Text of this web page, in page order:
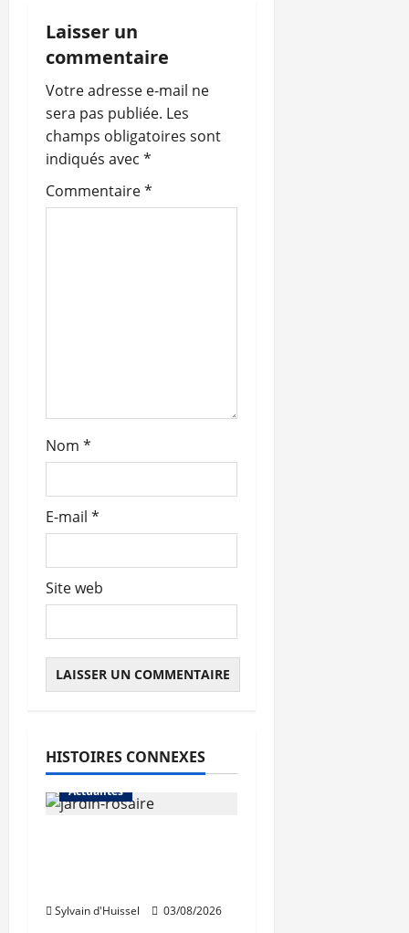
t
i
o
n
d
’
l
Laisser un
commentaire
Votre adresse e-mail ne
sera pas publiée. Les
champs obligatoires sont
indiqués avec *
Commentaire*
Nom *
E-mail *
Site web
HISTOIRES CONNEXES
Actualités
Sylvain d'Huissel 03/08/2026